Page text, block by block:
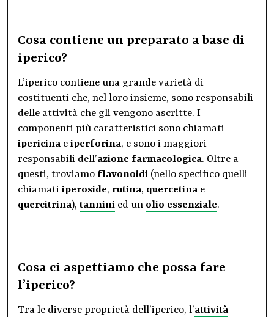
Cosa contiene un preparato a base di
iperico?
L’iperico contiene una grande varietà di
costituenti che, nel loro insieme, sono responsabili
delle attività che gli vengono ascritte. I
componenti più caratteristici sono chiamati
ipericina e iperforina, e sono i maggiori
responsabili dell’azione farmacologica. Oltre a
questi, troviamo flavonoidi (nello specifico quelli
chiamati iperoside, rutina, quercetina e
quercitrina), tannini ed un olio essenziale.
Cosa ci aspettiamo che possa fare
l’iperico?
Tra le diverse proprietà dell’iperico, l’attività